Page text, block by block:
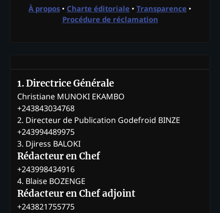
À propos • Charte éditoriale • Transparence •
Procédure de réclamation
1. Directrice Générale
Christiane MUNOKI EKAMBO
+243843034768
2. Directeur de Publication Godefroid BINZE
+243994489975
3. Djiress BALOKI
Rédacteur en Chef
+243998434916
4. Blaise BOZENGE
Rédacteur en Chef adjoint
+243821755775